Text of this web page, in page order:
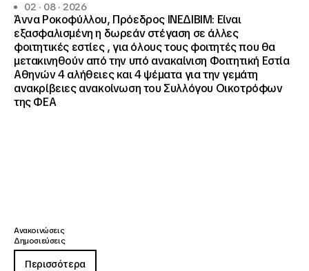
02 · 08 · 2026
Άννα Ροκοφύλλου, Πρόεδρος ΙΝΕΔΙΒΙΜ: Είναι
εξασφαλισμένη η δωρεάν στέγαση σε άλλες
φοιτητικές εστίες , για όλους τους φοιτητές που θα
μετακινηθούν από την υπό ανακαίνιση Φοιτητική Εστία
Αθηνών 4 αλήθειες και 4 ψέματα για την γεμάτη
ανακρίβειες ανακοίνωση του Συλλόγου Οικοτρόφων
της ΦΕΑ
Ανακοινώσεις
Δημοσιεύσεις
Περισσότερα